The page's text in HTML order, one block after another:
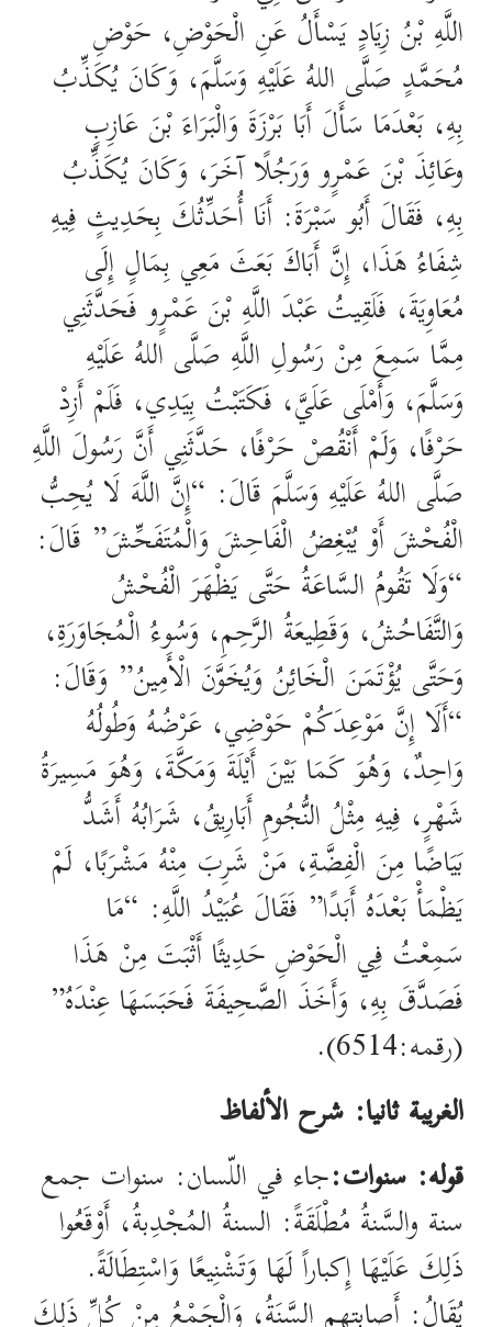
اللَّهِ بْنُ زِيَادٍ يَسْأَلُ عَنِ الْحَوْضِ، حَوْضِ
مُحَمَّدٍ صَلَّى اللهُ عَلَيْهِ وَسَلَّمَ، وَكَانَ يُكَذِّبُ
بِهِ، بَعْدَمَا سَأَلَ أَبَا بَرْزَةَ وَالْبَرَاءَ بْنَ عَازِبٍ
وعَائِذَ بْنَ عَمْرٍو وَرَجُلًا آخَرَ، وَكَانَ يُكَذِّبُ
بِهِ، فَقَالَ أَبُو سَبْرَةَ: أَنَا أُحَدِّثُكَ بِحَدِيثٍ فِيهِ
شِفَاءُ هَذَا، إِنَّ أَبَاكَ بَعَثَ مَعِي بِمَالٍ إِلَى
مُعَاوِيَةَ، فَلَقِيتُ عَبْدَ اللَّهِ بْنَ عَمْرٍو فَحَدَّثَنِي
مِمَّا سَمِعَ مِنْ رَسُولِ اللَّهِ صَلَّى اللهُ عَلَيْهِ
وَسَلَّمَ، وَأَمْلَى عَلَيَّ، فَكَتَبْتُ بِيَدِي، فَلَمْ أَزِدْ
حَرْفًا، وَلَمْ أَنْقُصْ حَرْفًا، حَدَّثَنِي أَنَّ رَسُولَ اللَّهِ
صَلَّى اللهُ عَلَيْهِ وَسَلَّمَ قَالَ: “إِنَّ اللَّهَ لَا يُحِبُّ
الْفُحْشَ أَوْ يُبْغِضُ الْفَاحِشَ وَالْمُتَفَحِّشَ” قَالَ:
“وَلَا تَقُومُ السَّاعَةُ حَتَّى يَظْهَرَ الْفُحْشُ
وَالتَّفَاحُشُ، وَقَطِيعَةُ الرَّحِمِ، وَسُوءُ الْمُجَاوَرَةِ،
وَحَتَّى يُؤْتَمَنَ الْخَائِنُ وَيُخَوَّنَ الْأَمِينُ” وَقَالَ:
“أَلَا إِنَّ مَوْعِدَكُمْ حَوْضِي، عَرْضُهُ وَطُولُهُ
وَاحِدٌ، وَهُوَ كَمَا بَيْنَ أَيْلَةَ وَمَكَّةَ، وَهُوَ مَسِيرَةُ
شَهْرٍ، فِيهِ مِثْلُ النُّجُومِ أَبَارِيقُ، شَرَابُهُ أَشَدُّ
بَيَاضًا مِنَ الْفِضَّةِ، مَنْ شَرِبَ مِنْهُ مَشْرَبًا، لَمْ
يَظْمَأْ بَعْدَهُ أَبَدًا” فَقَالَ عُبَيْدُ اللَّهِ: “مَا
سَمِعْتُ فِي الْحَوْضِ حَدِيثًا أَثْبَتَ مِنْ هَذَا
فَصَدَّقَ بِهِ، وَأَخَذَ الصَّحِيفَةَ فَحَبَسَهَا عِنْدَهُ”
(رقمه:6514).
الغريبة ثانيا: شرح الألفاظ
قوله: سنوات:جاء في اللّسان: سنوات جمع
سنة والسَّنةُ مُطْلَقَةً: السنةُ المُجْدِبةُ، أَوْقَعُوا
ذَلِكَ عَلَيْهَا إِكباراً لَهَا وَتَشْنِيعًا وَاسْتِطَالَةً.